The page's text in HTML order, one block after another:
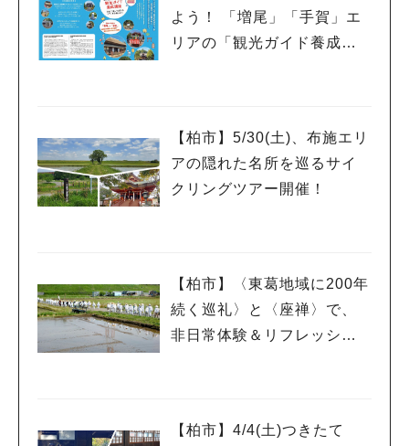
よう！ 「増尾」「手賀」エ
リアの「観光ガイド養成講
【柏市】5/30(土)、布施エリ
アの隠れた名所を巡るサイ
クリングツアー開催！
【柏市】〈東葛地域に200年
続く巡礼〉と〈座禅〉で、
非日常体験＆リフレッシ
【柏市】4/4(土)つきたて
#教えたい/こんなの見つけた